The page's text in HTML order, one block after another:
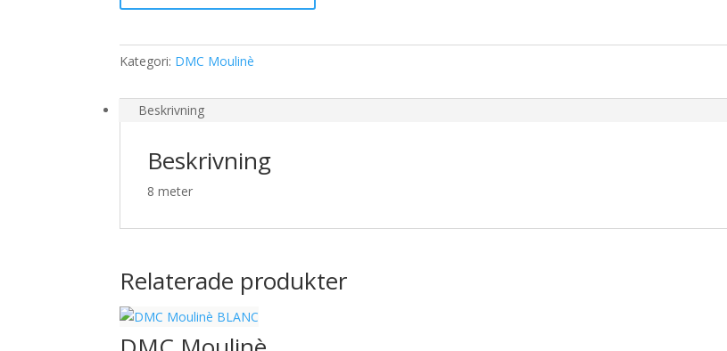
Kategori: DMC Moulinè
Beskrivning
Beskrivning
8 meter
Relaterade produkter